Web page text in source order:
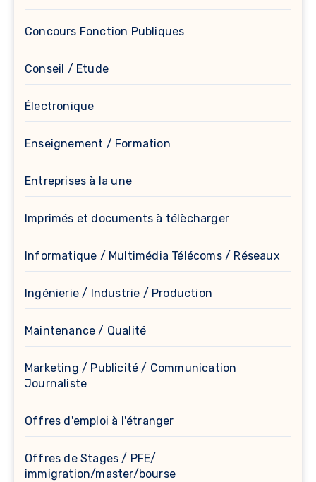
Concours Fonction Publiques
Conseil / Etude
Électronique
Enseignement / Formation
Entreprises à la une
Imprimés et documents à télècharger
Informatique / Multimédia Télécoms / Réseaux
Ingénierie / Industrie / Production
Maintenance / Qualité
Marketing / Publicité / Communication
Journaliste
Offres d'emploi à l'étranger
Offres de Stages / PFE/
immigration/master/bourse